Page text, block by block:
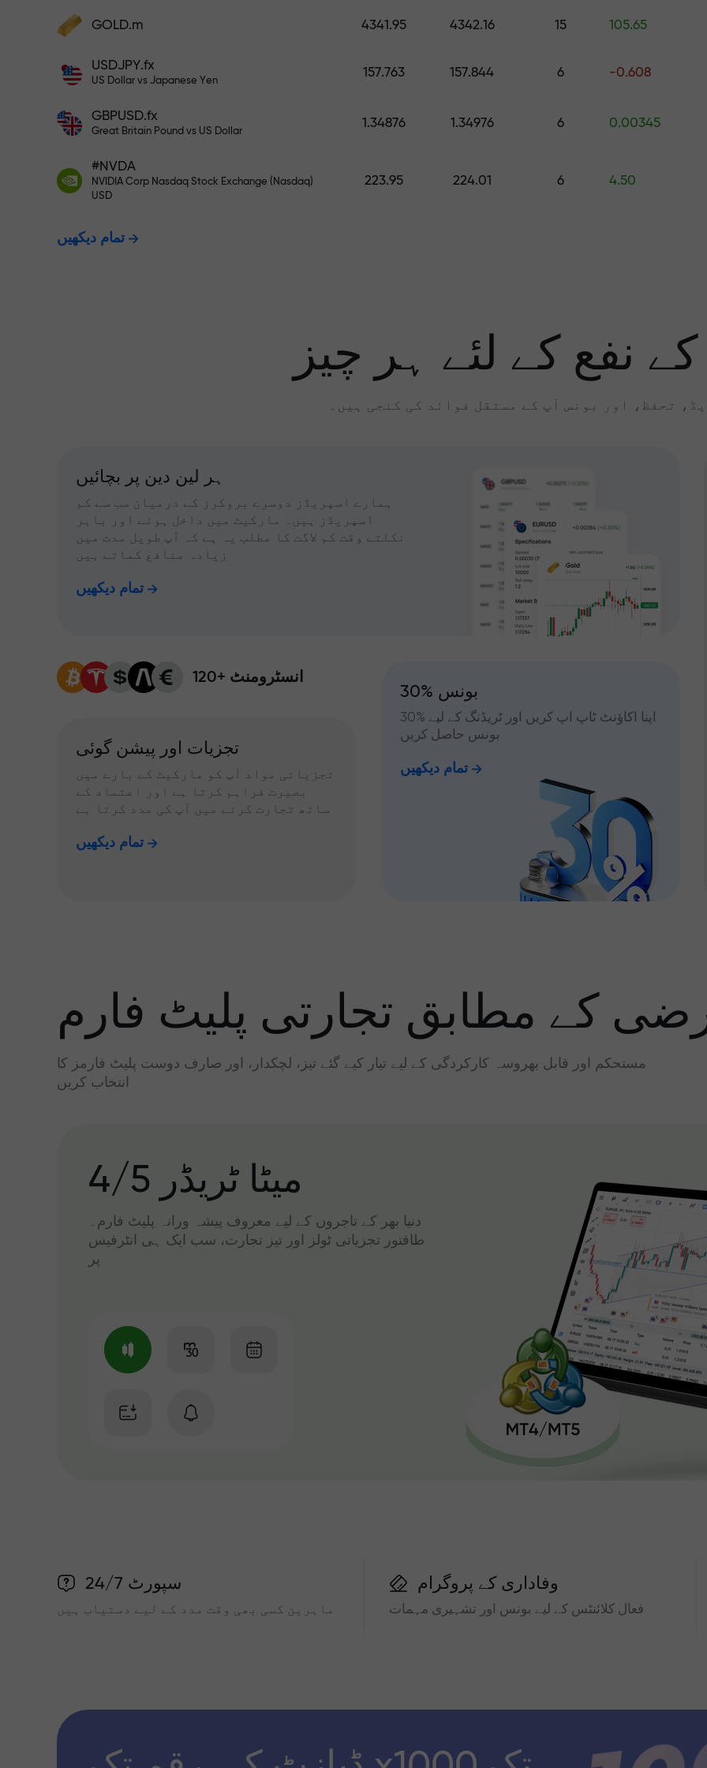
فنڈز جمع کریں اور اپنے ڈپازٹ سے 1,000 گنا بڑا
نہیں ہے۔ ڈپازٹ جتنا بڑا ہوگا، اتنا
ہی زیادہ ضرب ہوگا۔
اپنے اکاونٹ میں جمع کروائیں $333 — اور حاصل کریں تک کا تحفہ $1,500
سے پاک تجارت - ہم آپ کے
منافع کی ضمانت دیتے ہیں۔
X1000 تک کا بونس — مارکیٹ میں
GOLD.m 4341.95 4342.16 15 105.65
USDJPY.fx
US Dollar vs Japanese Yen
157.763 157.844 6 -0.608
GBPUSD.fx
Great Britain Pound vs US Dollar
1.34876 1.34976 6 0.00345
#NVDA
NVIDIA Corp Nasdaq Stock Exchange (Nasdaq)
USD
223.95 224.01 6 4.50
تمام دیکھیں
نفع کے لئے ہر چیز
تحفظ، اور بونس آپ کے مستقل فوائد کی کنجی ہیں۔
ہر لین دین پر بچائیں
ہمارے اسپریڈز دوسرے بروکرز کے درمیان سب سے کم
اسپریڈز ہیں۔ مارکیٹ میں داخل ہونے اور باہر
نکلتے وقت کم لاگت کا مطلب یہ ہے کہ آپ طویل مدت میں
زیادہ منافع کماتے ہیں
تمام دیکھیں
120+ انسٹرومنٹ
تجزیات اور پیشن گوئی
تجزیاتی مواد آپ کو مارکیٹ کے بارے میں
بصیرت فراہم کرتا ہے اور اعتماد کے
ساتھ تجارت کرنے میں آپ کی مدد کرتا ہے
تمام دیکھیں
30% بونس
اپنا اکاؤنٹ ٹاپ اپ کریں اور ٹریڈنگ کے لیے %30
بونس حاصل کریں
تمام دیکھیں
کے مطابق تجارتی پلیٹ فارم
مستحکم اور قابل بھروسہ کارکردگی کے لیے تیار کیے گئے تیز، لچکدار، اور صارف دوست پلیٹ فارمز کا
انتخاب کریں
میٹا ٹریڈر 4/5
دنیا بھر کے تاجروں کے لیے معروف پیشہ ورانہ پلیٹ فارم۔
طاقتور تجزیاتی ٹولز اور تیز تجارت، سب ایک ہی انٹرفیس
پر
سپورٹ 24/7
ماہرین کسی بھی وقت مدد کے لیے دستیاب ہیں
وفاداری کے پروگرام
فعال کلائنٹس کے لیے بونس اور تشہیری مہمات